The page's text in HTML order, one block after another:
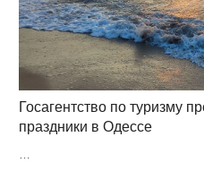
Госагентство по туризму
праздники в Одессе